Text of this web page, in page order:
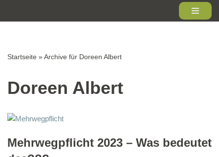
Startseite »Archive für Doreen Albert
Doreen Albert
Mehrwegpflicht 2023 – Was bedeutet